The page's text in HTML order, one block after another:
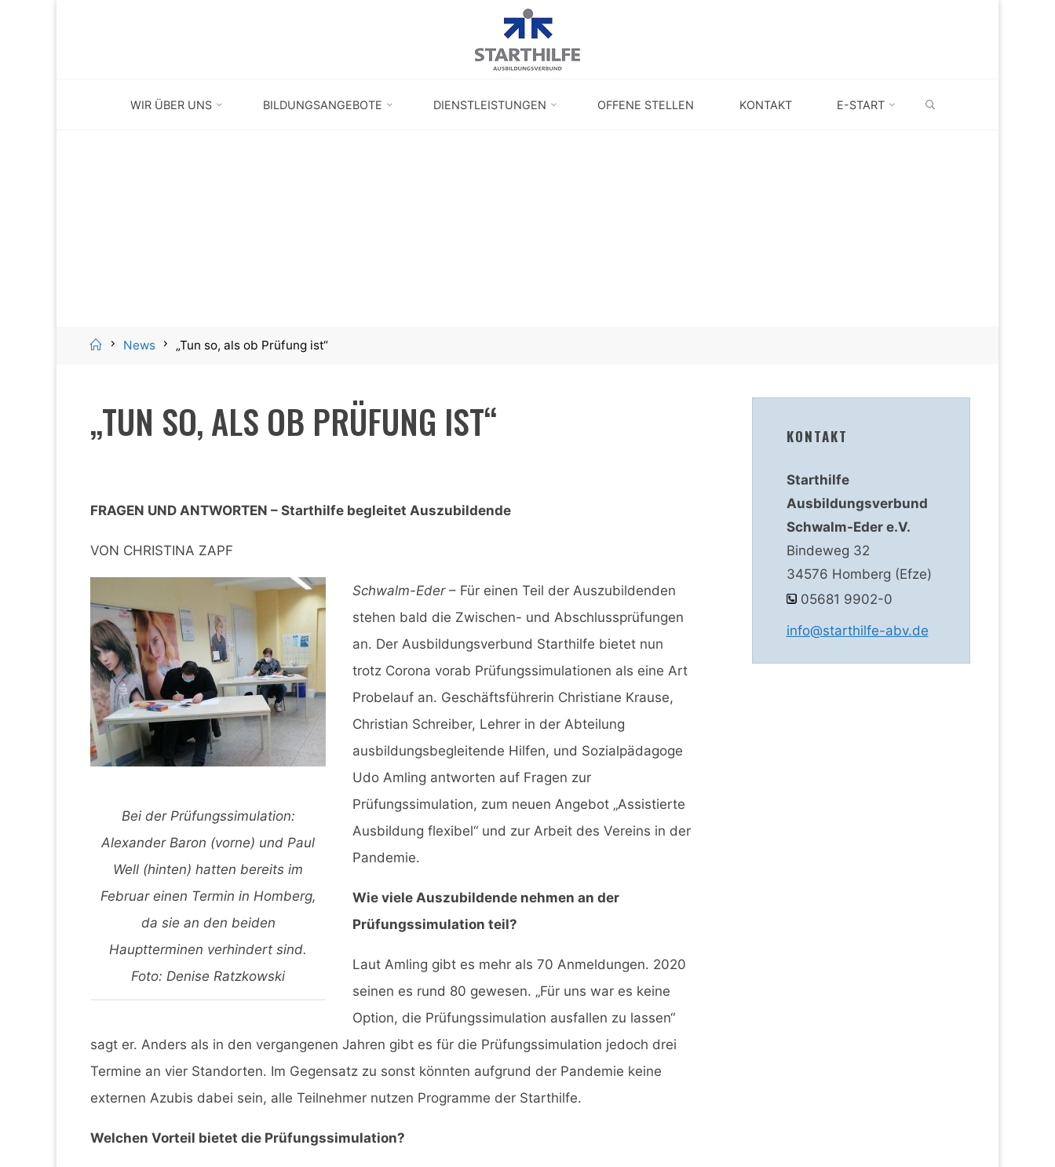
WIR ÜBER UNS BILDUNGSANGEBOTE DIENSTLEISTUNGEN OFFENE STELLEN KONTAKT E-START
HomeNews „Tun so, als ob Prüfung ist“
„TUN SO, ALS OB PRÜFUNG IST“
FRAGEN UND ANTWORTEN – Starthilfe begleitet Auszubildende
VON CHRISTINA ZAPF
Bei der Prüfungssimulation:
Alexander Baron (vorne) und Paul
Well (hinten) hatten bereits im
Februar einen Termin in Homberg,
da sie an den beiden
Hauptterminen verhindert sind.
Foto: Denise Ratzkowski
Schwalm-Eder– Für einen Teil der Auszubildenden
stehen bald die Zwischen- und Abschlussprüfungen
an. Der Ausbildungsverbund Starthilfe bietet nun
trotz Corona vorab Prüfungssimulationen als eine Art
Probelauf an. Geschäftsführerin Christiane Krause,
Christian Schreiber, Lehrer in der Abteilung
ausbildungsbegleitende Hilfen, und Sozialpädagoge
Udo Amling antworten auf Fragen zur
Prüfungssimulation, zum neuen Angebot „Assistierte
Ausbildung flexibel“ und zur Arbeit des Vereins in der
Pandemie.
Wie viele Auszubildende nehmen an der
Prüfungssimulation teil?
Laut Amling gibt es mehr als 70 Anmeldungen. 2020
seinen es rund 80 gewesen. „Für uns war es keine
Option, die Prüfungssimulation ausfallen zu lassen“
sagt er. Anders als in den vergangenen Jahren gibt es für die Prüfungssimulation jedoch drei
Termine an vier Standorten. Im Gegensatz zu sonst könnten aufgrund der Pandemie keine
externen Azubis dabei sein, alle Teilnehmer nutzen Programme der Starthilfe.
Welchen Vorteil bietet die Prüfungssimulation?
KONTAKT
Starthilfe
Ausbildungsverbund
Schwalm-Eder e.V.
Bindeweg 32
34576 Homberg (Efze)
05681 9902-0
info@starthilfe-abv.de